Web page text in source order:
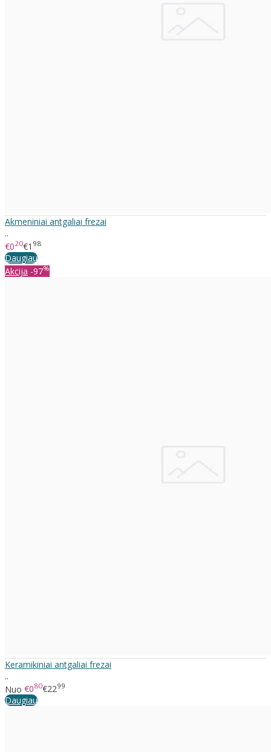
Akmeniniai antgaliai frezai
..
€020€1 98
Daugiau
Akcija -97%
Keramikiniai antgaliai frezai
..
Nuo €080€2299
Daugiau